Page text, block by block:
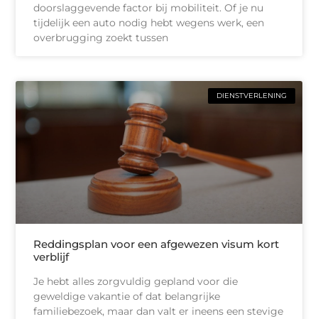
doorslaggevende factor bij mobiliteit. Of je nu
tijdelijk een auto nodig hebt wegens werk, een
overbrugging zoekt tussen
DIENSTVERLENING
Reddingsplan voor een afgewezen visum kort
verblijf
Je hebt alles zorgvuldig gepland voor die
geweldige vakantie of dat belangrijke
familiebezoek, maar dan valt er ineens een stevige